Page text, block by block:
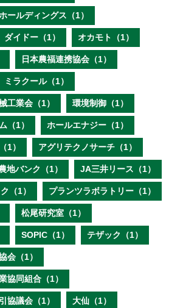
ールディングス（1）
ダイドー（1） オカモト（1）
日本農福連携協会（1）
ミラクール（1）
工業会（1） 環境制御（1）
（1） ホールエナジー（1）
1） アグリテクノサーチ（1）
地バンク（1） JA三井リース（1）
（1） プランツラボラトリー（1）
松尾研究室（1）
SOPIC（1） テザック（1）
会（1）
協同組合（1）
協議会（1） 大仙（1）